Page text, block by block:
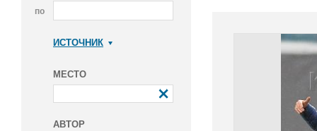
по
ИСТОЧНИК
МЕСТО
АВТОР